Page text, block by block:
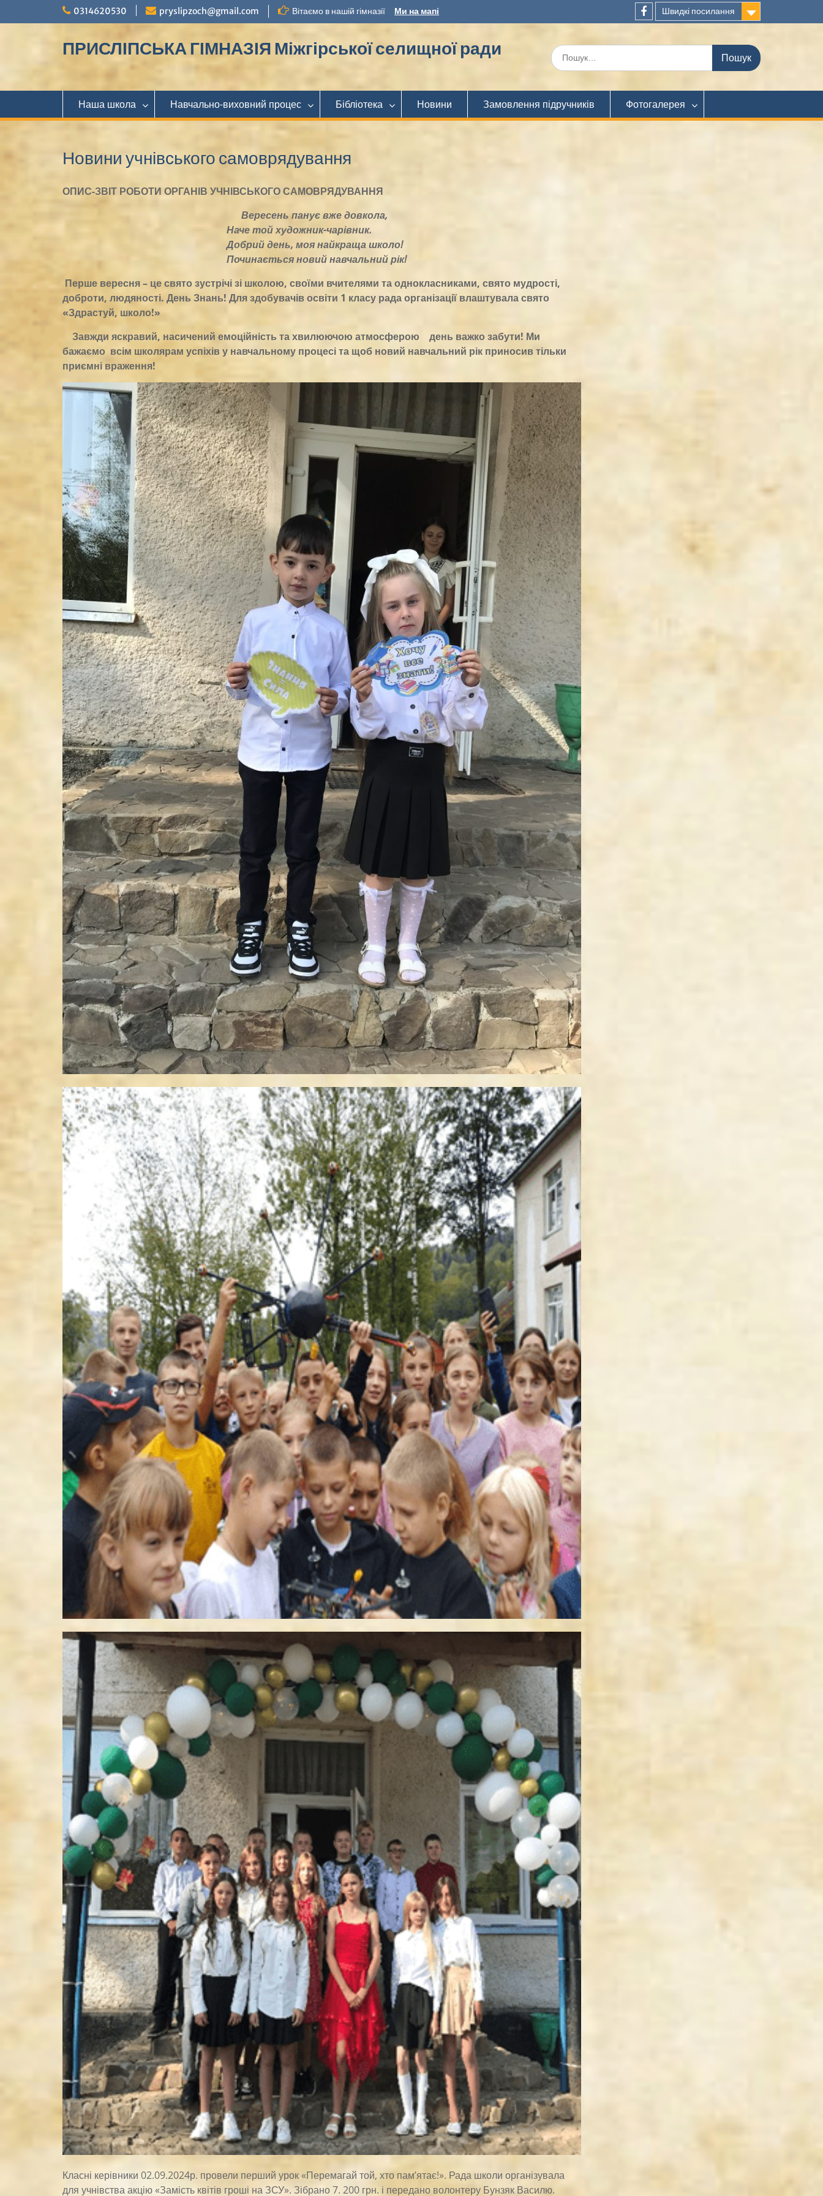
0314620530 pryslipzoch@gmail.com Вітаємо в нашій гімназії Ми на мапі
Швидкі посилання
Facebook
ПРИСЛІПСЬКА ГІМНАЗІЯ Міжгірської селищної ради Шукати:
Наша школа Навчально-виховний процес Бібліотека Новини Замовлення підручників Фотогалерея
Новини учнівського самоврядування
ОПИС-ЗВІТ РОБОТИ ОРГАНІВ УЧНІВСЬКОГО САМОВРЯДУВАННЯ
Вересень панує вже довкола,
Наче той художник-чарівник.
Добрий день, моя найкраща школо!
Починається новий навчальний рік!
Перше вересня – це свято зустрічі зі школою, своїми вчителями та однокласниками, свято мудрості,
доброти, людяності. День Знань! Для здобувачів освіти 1 класу рада організації влаштувала свято
«Здрастуй, школо!»
Завжди яскравий, насичений емоційність та хвилюючою атмосферою день важко забути! Ми
бажаємо всім школярам успіхів у навчальному процесі та щоб новий навчальний рік приносив тільки
приємні враження!
Класні керівники 02.09.2024р. провели перший урок «Перемагай той, хто пам’ятає!». Рада школи організувала
для учнівства акцію «Замість квітів гроші на ЗСУ». Зібрано 7. 200 грн. і передано волонтеру Бунзяк Василю.